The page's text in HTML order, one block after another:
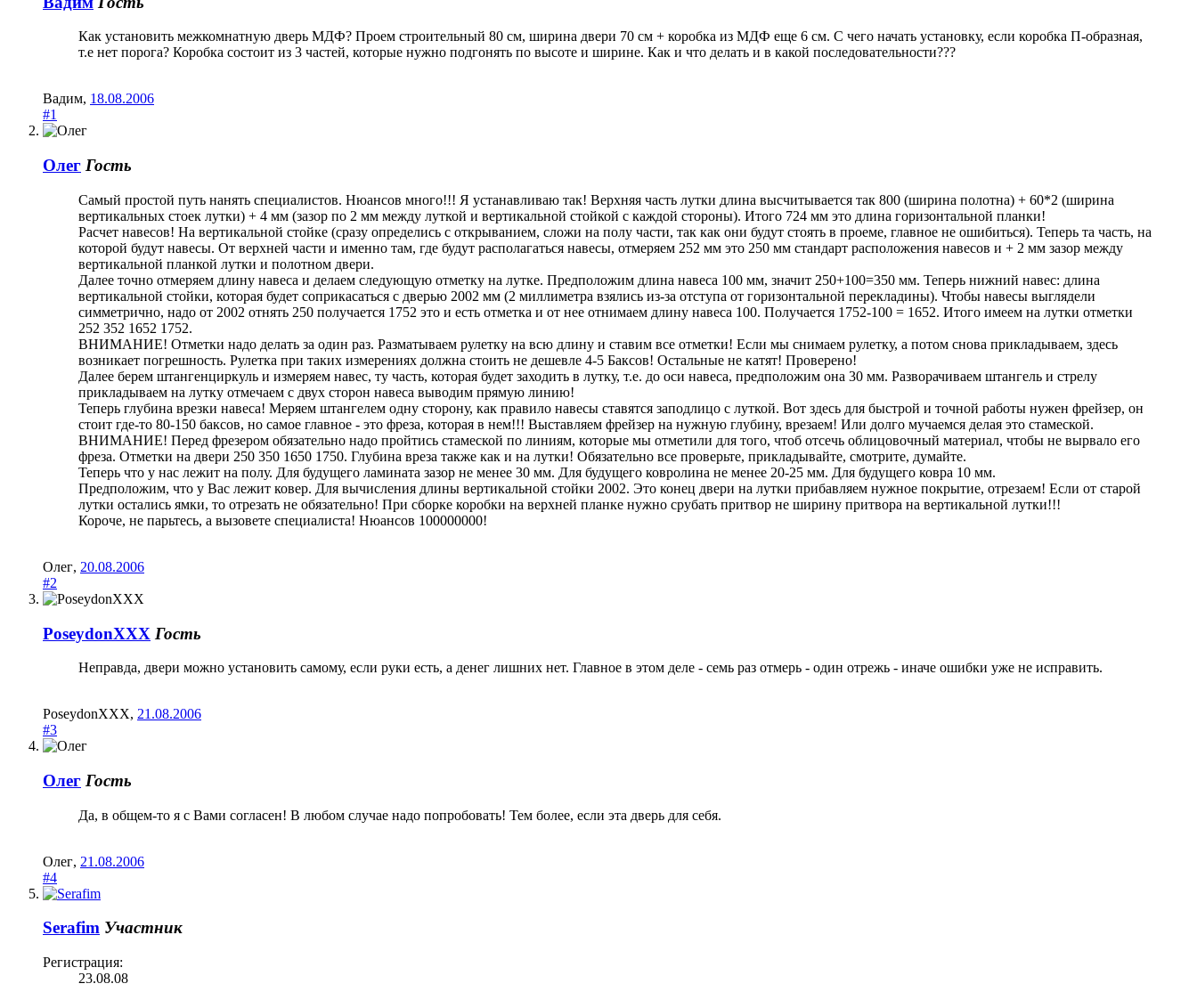
Как установить межкомнатную дверь МДФ? Проем строительный 80 см, ширина двери 70 см + коробка из МДФ еще 6 см. С чего начать установку, если коробка П-образная,
т.е нет порога? Коробка состоит из 3 частей, которые нужно подгонять по высоте и ширине. Как и что делать и в какой последовательности???
Вадим, 18.08.2006
#1
Олег Гость
Самый простой путь нанять специалистов. Нюансов много!!! Я устанавливаю так! Верхняя часть лутки длина высчитывается так 800 (ширина полотна) + 60*2 (ширина
вертикальных стоек лутки) + 4 мм (зазор по 2 мм между луткой и вертикальной стойкой с каждой стороны). Итого 724 мм это длина горизонтальной планки!
Расчет навесов! На вертикальной стойке (сразу определись с открыванием, сложи на полу части, так как они будут стоять в проеме, главное не ошибиться). Теперь та часть, на
которой будут навесы. От верхней части и именно там, где будут располагаться навесы, отмеряем 252 мм это 250 мм стандарт расположения навесов и + 2 мм зазор между
вертикальной планкой лутки и полотном двери.
Далее точно отмеряем длину навеса и делаем следующую отметку на лутке. Предположим длина навеса 100 мм, значит 250+100=350 мм. Теперь нижний навес: длина
вертикальной стойки, которая будет соприкасаться с дверью 2002 мм (2 миллиметра взялись из-за отступа от горизонтальной перекладины). Чтобы навесы выглядели
симметрично, надо от 2002 отнять 250 получается 1752 это и есть отметка и от нее отнимаем длину навеса 100. Получается 1752-100 = 1652. Итого имеем на лутки отметки
252 352 1652 1752.
ВНИМАНИЕ! Отметки надо делать за один раз. Разматываем рулетку на всю длину и ставим все отметки! Если мы снимаем рулетку, а потом снова прикладываем, здесь
возникает погрешность. Рулетка при таких измерениях должна стоить не дешевле 4-5 Баксов! Остальные не катят! Проверено!
Далее берем штангенциркуль и измеряем навес, ту часть, которая будет заходить в лутку, т.е. до оси навеса, предположим она 30 мм. Разворачиваем штангель и стрелу
прикладываем на лутку отмечаем с двух сторон навеса выводим прямую линию!
Теперь глубина врезки навеса! Меряем штангелем одну сторону, как правило навесы ставятся заподлицо с луткой. Вот здесь для быстрой и точной работы нужен фрейзер, он
стоит где-то 80-150 баксов, но самое главное - это фреза, которая в нем!!! Выставляем фрейзер на нужную глубину, врезаем! Или долго мучаемся делая это стамеской.
ВНИМАНИЕ! Перед фрезером обязательно надо пройтись стамеской по линиям, которые мы отметили для того, чтоб отсечь облицовочный материал, чтобы не вырвало его
фреза. Отметки на двери 250 350 1650 1750. Глубина вреза также как и на лутки! Обязательно все проверьте, прикладывайте, смотрите, думайте.
Теперь что у нас лежит на полу. Для будущего ламината зазор не менее 30 мм. Для будущего ковролина не менее 20-25 мм. Для будущего ковра 10 мм.
Предположим, что у Вас лежит ковер. Для вычисления длины вертикальной стойки 2002. Это конец двери на лутки прибавляем нужное покрытие, отрезаем! Если от старой
лутки остались ямки, то отрезать не обязательно! При сборке коробки на верхней планке нужно срубать притвор не ширину притвора на вертикальной лутки!!!
Короче, не парьтесь, а вызовете специалиста! Нюансов 100000000!
Олег, 20.08.2006
#2
PoseydonXXX Гость
Неправда, двери можно установить самому, если руки есть, а денег лишних нет. Главное в этом деле - семь раз отмерь - один отрежь - иначе ошибки уже не исправить.
PoseydonXXX, 21.08.2006
#3
Олег Гость
Да, в общем-то я с Вами согласен! В любом случае надо попробовать! Тем более, если эта дверь для себя.
Олег, 21.08.2006
#4
Serafim Участник
Регистрация:
23.08.08